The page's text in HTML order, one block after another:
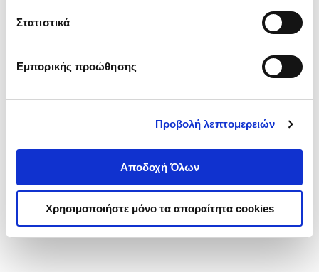
Στατιστικά
Εμπορικής προώθησης
Προβολή λεπτομερειών
Αποδοχή Όλων
Χρησιμοποιήστε μόνο τα απαραίτητα cookies